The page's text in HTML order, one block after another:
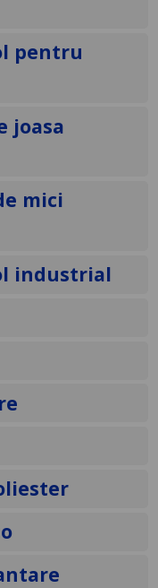
pentru
joasa
mici
industrial